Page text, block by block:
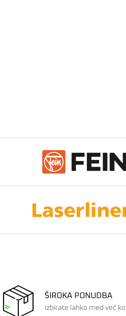
ŠIROKA PONUDBA
Izbirate lahko med več